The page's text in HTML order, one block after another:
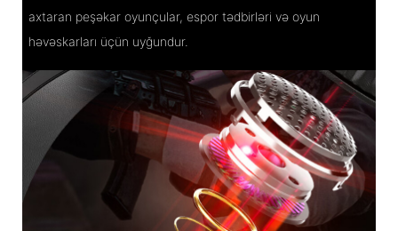
axtaran peşəkar oyunçular, espor tədbirləri və oyun
həvəskarları üçün uyğundur.